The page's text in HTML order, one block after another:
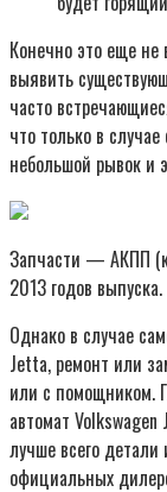
Конечно это еще
выявить
часто
что только в
небольшой рывок и
Запчасти — АКПП
2013 годов выпуска.
Однако в случае
Jetta, ремонт или
или с помощником.
автомат
лучше всего детали
официальных